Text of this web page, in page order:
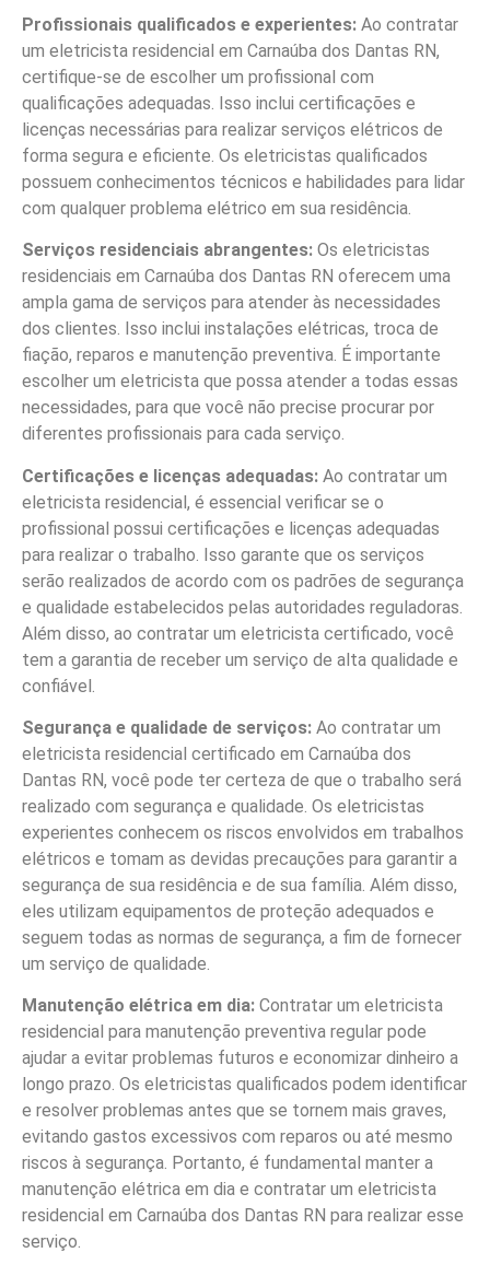
Profissionais qualificados e experientes: Ao contratar
um eletricista residencial em Carnaúba dos Dantas RN,
certifique-se de escolher um profissional com
qualificações adequadas. Isso inclui certificações e
licenças necessárias para realizar serviços elétricos de
forma segura e eficiente. Os eletricistas qualificados
possuem conhecimentos técnicos e habilidades para lidar
com qualquer problema elétrico em sua residência.
Serviços residenciais abrangentes: Os eletricistas
residenciais em Carnaúba dos Dantas RN oferecem uma
ampla gama de serviços para atender às necessidades
dos clientes. Isso inclui instalações elétricas, troca de
fiação, reparos e manutenção preventiva. É importante
escolher um eletricista que possa atender a todas essas
necessidades, para que você não precise procurar por
diferentes profissionais para cada serviço.
Certificações e licenças adequadas: Ao contratar um
eletricista residencial, é essencial verificar se o
profissional possui certificações e licenças adequadas
para realizar o trabalho. Isso garante que os serviços
serão realizados de acordo com os padrões de segurança
e qualidade estabelecidos pelas autoridades reguladoras.
Além disso, ao contratar um eletricista certificado, você
tem a garantia de receber um serviço de alta qualidade e
confiável.
Segurança e qualidade de serviços: Ao contratar um
eletricista residencial certificado em Carnaúba dos
Dantas RN, você pode ter certeza de que o trabalho será
realizado com segurança e qualidade. Os eletricistas
experientes conhecem os riscos envolvidos em trabalhos
elétricos e tomam as devidas precauções para garantir a
segurança de sua residência e de sua família. Além disso,
eles utilizam equipamentos de proteção adequados e
seguem todas as normas de segurança, a fim de fornecer
um serviço de qualidade.
Manutenção elétrica em dia: Contratar um eletricista
residencial para manutenção preventiva regular pode
ajudar a evitar problemas futuros e economizar dinheiro a
longo prazo. Os eletricistas qualificados podem identificar
e resolver problemas antes que se tornem mais graves,
evitando gastos excessivos com reparos ou até mesmo
riscos à segurança. Portanto, é fundamental manter a
manutenção elétrica em dia e contratar um eletricista
residencial em Carnaúba dos Dantas RN para realizar esse
serviço.